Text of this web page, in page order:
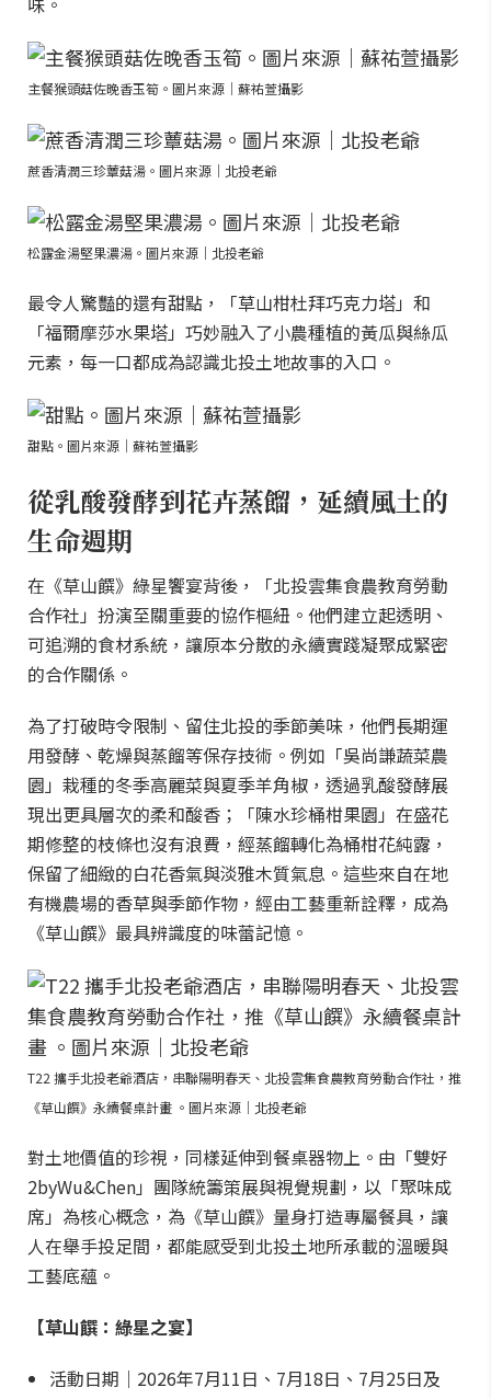
主餐猴頭菇佐晚香玉筍。圖片來源｜蘇祐萱攝影
蔗香清潤三珍蕈菇湯。圖片來源｜北投老爺
松露金湯堅果濃湯。圖片來源｜北投老爺
最令人驚豔的還有甜點，「草山柑杜拜巧克力塔」和
「福爾摩莎水果塔」巧妙融入了小農種植的黃瓜與絲瓜
元素，每一口都成為認識北投土地故事的入口。
甜點。圖片來源｜蘇祐萱攝影
從乳酸發酵到花卉蒸餾，延續風土的
生命週期
在《草山饌》綠星饗宴背後，「北投雲集食農教育勞動
合作社」扮演至關重要的協作樞紐。他們建立起透明、
可追溯的食材系統，讓原本分散的永續實踐凝聚成緊密
的合作關係。
為了打破時令限制、留住北投的季節美味，他們長期運
用發酵、乾燥與蒸餾等保存技術。例如「吳尚謙蔬菜農
園」栽種的冬季高麗菜與夏季羊角椒，透過乳酸發酵展
現出更具層次的柔和酸香；「陳水珍桶柑果園」在盛花
期修整的枝條也沒有浪費，經蒸餾轉化為桶柑花純露，
保留了細緻的白花香氣與淡雅木質氣息。這些來自在地
有機農場的香草與季節作物，經由工藝重新詮釋，成為
《草山饌》最具辨識度的味蕾記憶。
T22 攜手北投老爺酒店，串聯陽明春天、北投雲集食農教育勞動合作社，推
《草山饌》永續餐桌計畫 。圖片來源｜北投老爺
對土地價值的珍視，同樣延伸到餐桌器物上。由「雙好
2byWu&Chen」團隊統籌策展與視覺規劃，以「聚味成
席」為核心概念，為《草山饌》量身打造專屬餐具，讓
人在舉手投足間，都能感受到北投土地所承載的溫暖與
工藝底蘊。
【草山饌：綠星之宴】
活動日期｜2026年7月11日、7月18日、7月25日及